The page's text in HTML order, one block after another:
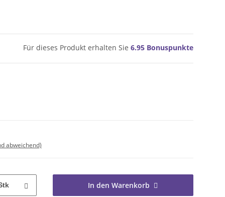
Für dieses Produkt erhalten Sie 6.95 Bonuspunkte
abweichend)
In den Warenkorb